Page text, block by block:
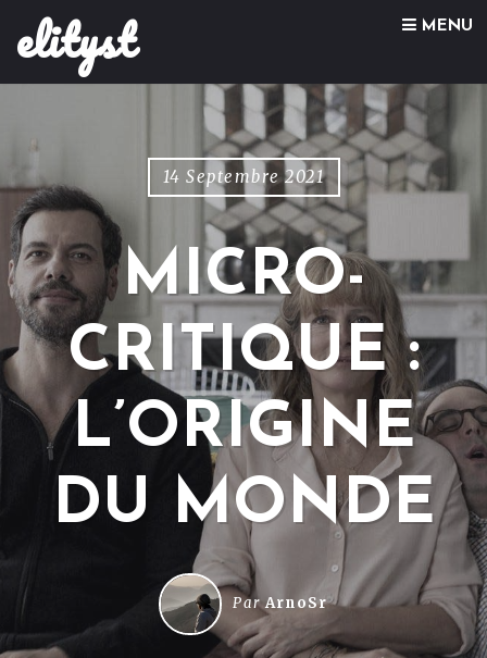
elityst MENU
Skip to content
14 Septembre 2021
MICRO-
CRITIQUE :
L’ORIGINE
DU MONDE
ParArnoSr